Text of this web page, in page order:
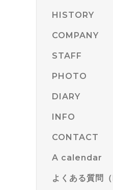
HISTORY
COMPANY
STAFF
PHOTO
DIARY
INFO
CONTACT
A calendar
よくある質問（